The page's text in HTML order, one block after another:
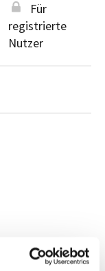
Für
registrierte
Nutzer
registrierte